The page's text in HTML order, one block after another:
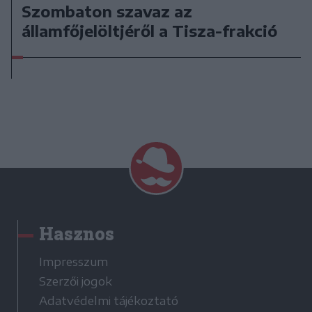
Szombaton szavaz az
államfőjelöltjéről a Tisza-frakció
Hasznos
Impresszum
Szerzői jogok
Adatvédelmi tájékoztató